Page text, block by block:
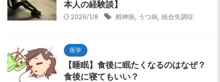
本人の経験談】
2026/1/8 精神病 うつ病 統合失調症
医学
【睡眠】食後に眠たくなるのはなぜ？
食後に寝てもいい？